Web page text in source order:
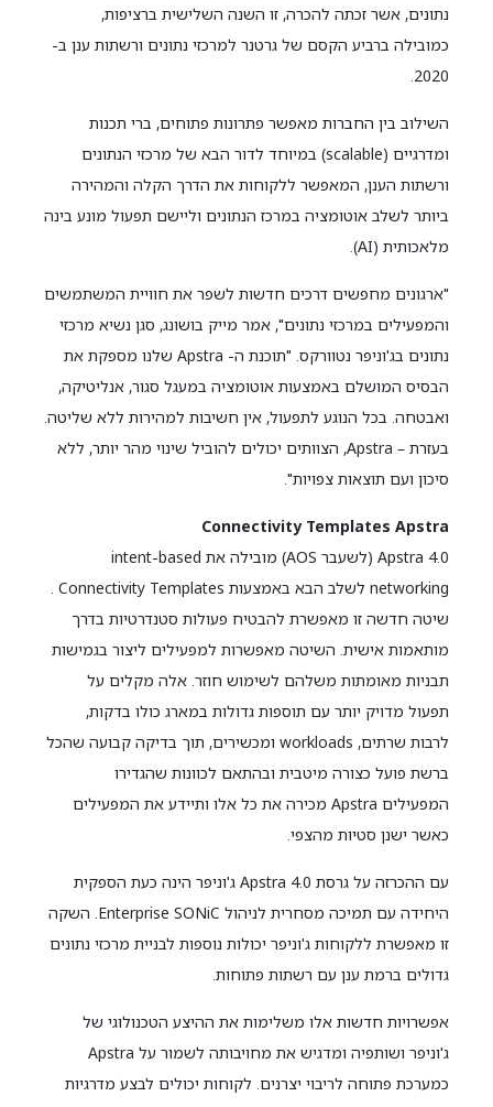
נתונים, אשר זכתה להכרה, זו השנה השלישית ברציפות,
כמובילה ברביע הקסם של גרטנר למרכזי נתונים ורשתות ענן ב-
2020.
השילוב בין החברות מאפשר פתרונות פתוחים, ברי תכנות
ומדרגיים (scalable) במיוחד לדור הבא של מרכזי הנתונים
ורשתות הענן, המאפשר ללקוחות את הדרך הקלה והמהירה
ביותר לשלב אוטומציה במרכז הנתונים וליישם תפעול מונע בינה
מלאכותית (AI).
"ארגונים מחפשים דרכים חדשות לשפר את חוויית המשתמשים
והמפעילים במרכזי נתונים", אמר מייק בושונג, סגן נשיא מרכזי
נתונים בג'וניפר נטוורקס. "תוכנת ה- Apstra שלנו מספקת את
הבסיס המושלם באמצעות אוטומציה במעגל סגור, אנליטיקה,
ואבטחה. בכל הנוגע לתפעול, אין חשיבות למהירות ללא שליטה.
בעזרת – Apstra, הצוותים יכולים להוביל שינוי מהר יותר, ללא
סיכון ועם תוצאות צפויות".
Connectivity Templates Apstra
Apstra 4.0 (לשעבר AOS) מובילה את intent-based
networking לשלב הבא באמצעות Connectivity Templates .
שיטה חדשה זו מאפשרת להבטיח פעולות סטנדרטיות בדרך
מותאמות אישית. השיטה מאפשרות למפעילים ליצור בגמישות
תבניות מאומתות משלהם לשימוש חוזר. אלה מקלים על
תפעול מדויק יותר עם תוספות גדולות במארג כולו בדקות,
לרבות שרתים, workloads ומכשירים, תוך בדיקה קבועה שהכל
ברשת פועל כצורה מיטבית ובהתאם לכוונות שהגדירו
המפעילים Apstra מכירה את כל אלו ותיידע את המפעילים
כאשר ישנן סטיות מהצפי.
עם ההכרזה על גרסת Apstra 4.0 ג'וניפר הינה כעת הספקית
היחידה עם תמיכה מסחרית לניהול Enterprise SONiC. השקה
זו מאפשרת ללקוחות ג'וניפר יכולות נוספות לבניית מרכזי נתונים
גדולים ברמת ענן עם רשתות פתוחות.
אפשרויות חדשות אלו משלימות את ההיצע הטכנולוגי של
ג'וניפר ושותפיה ומדגיש את מחויבותה לשמור על Apstra
כמערכת פתוחה לריבוי יצרנים. לקוחות יכולים לבצע מדרגיות